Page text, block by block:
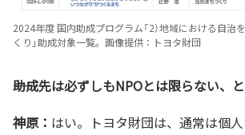
2024年度 国内助成プログラム「2）地域における自治
くり」助成対象一覧。画像提供：トヨタ財団
――助成先は必ずしもNPOとは限らない、と
神原： はい。トヨタ財団は、通常は個